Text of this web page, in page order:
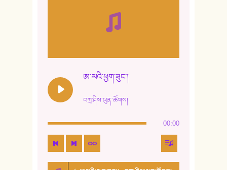
ཨ་མའི་ཕྱག་ཟུང་།
བཀྲ་ཤིས་ཕུན་ཚོགས།
00:00